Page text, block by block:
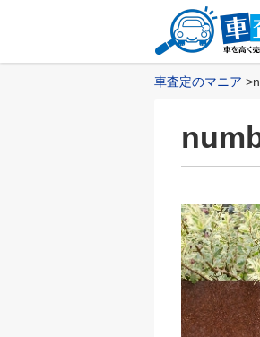
車査定のマニア